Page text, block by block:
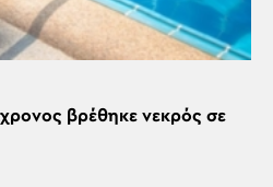
βρέθηκε νεκρός σε